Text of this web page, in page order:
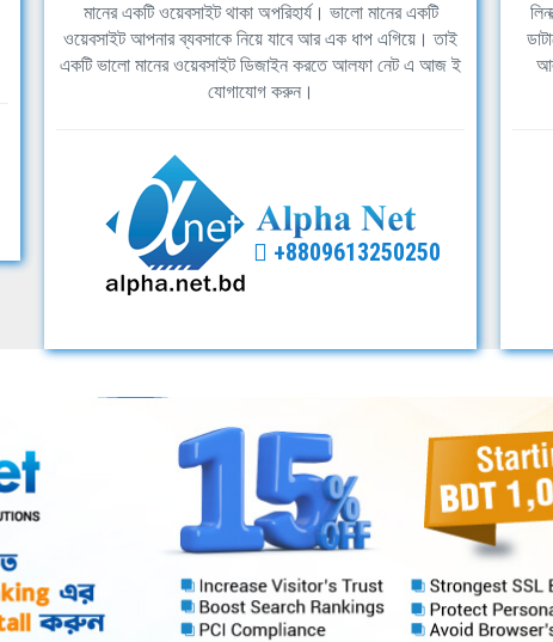
মানের একটি ওয়েবসাইট থাকা অপরিহার্য। ভালো মানের একটি
ওয়েবসাইট আপনার ব্যবসাকে নিয়ে যাবে আর এক ধাপ এগিয়ে। তাই
একটি ভালো মানের ওয়েবসাইট ডিজাইন করতে আলফা নেট এ আজ ই
যোগাযোগ করুন।
+8809613250250